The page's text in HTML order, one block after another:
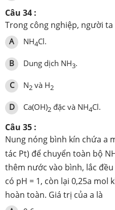
Câu 34 :
Trong công nghiệp, người
A NH4Cl.
B Dung dịch NH­3.
C N­2 và H2
D Ca(OH)2 đặc và NH4Cl.
Câu 35 :
Nung nóng bình kín chứa a
tác Pt) để chuyển toàn bộ
thêm nước vào bình, lắc
có pH = 1, còn lại 0,25a mol
hoàn toàn. Giá trị của a là